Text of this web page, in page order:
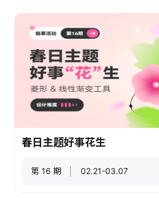
春日主题好事花生
第 16 期 02.21-03.07